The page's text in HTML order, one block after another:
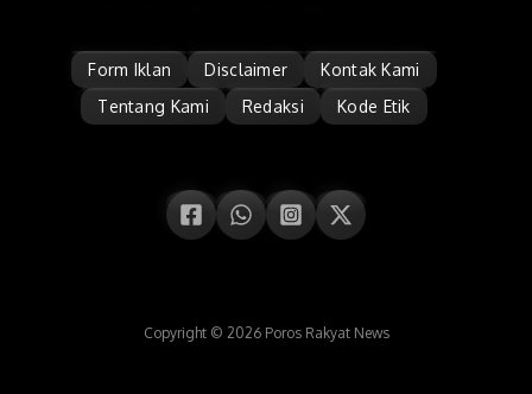
Form Iklan Disclaimer
Kontak Kami
Tentang Kami
Redaksi Kode Etik
Copyright © 2026 Poros Rakyat News